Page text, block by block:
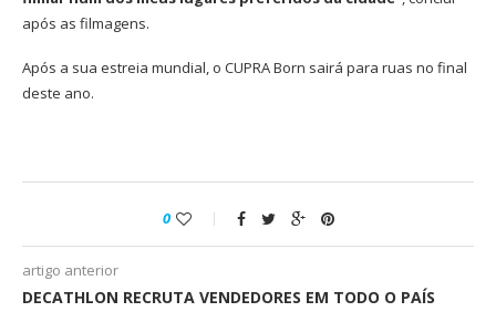
após as filmagens.
Após a sua estreia mundial, o CUPRA Born sairá para ruas no final
deste ano.
0
artigo anterior
DECATHLON RECRUTA VENDEDORES EM TODO O PAÍS